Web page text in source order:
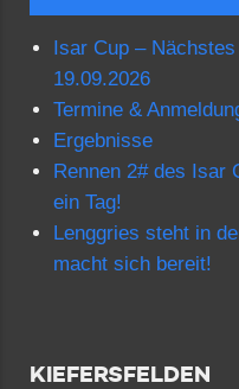
Isar Cup –
19.09.2026
Termine &
Ergebnisse
Rennen 2# des Isar
ein Tag!
Lenggries steht in
macht sich bereit!
KIEFERSFELDEN